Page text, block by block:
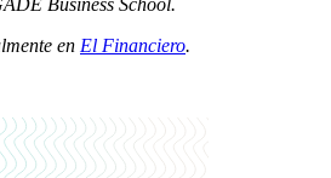
Business School.
en El Financiero.